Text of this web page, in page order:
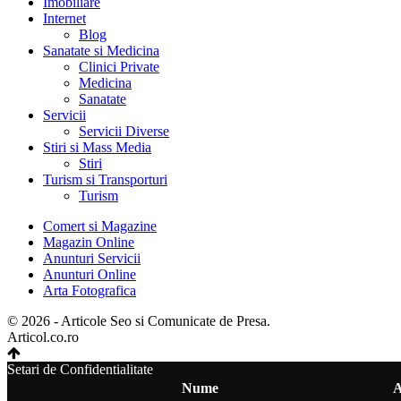
Internet
Blog
Sanatate si Medicina
Clinici Private
Medicina
Sanatate
Servicii
Servicii Diverse
Stiri si Mass Media
Stiri
Turism si Transporturi
Turism
Comert si Magazine
Magazin Online
Anunturi Servicii
Anunturi Online
Arta Fotografica
© 2026 - Articole Seo si Comunicate de Presa.
Articol.co.ro
Setari de Confidentialitate
Nume